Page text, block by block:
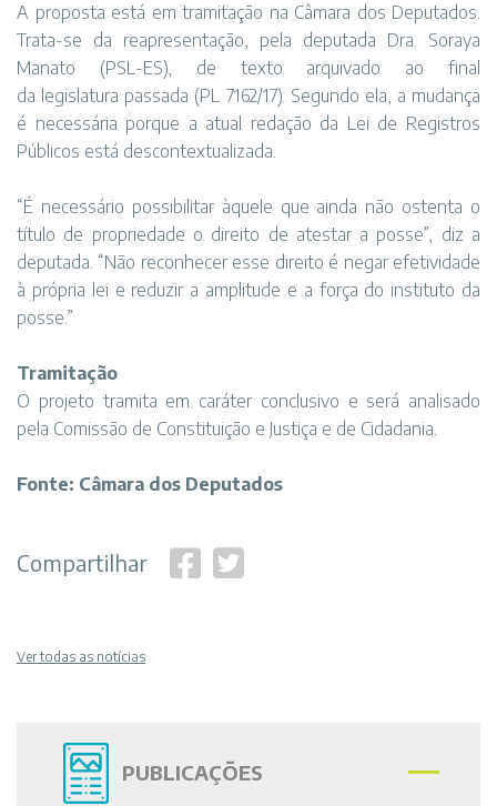
A proposta está em tramitação na Câmara dos Deputados.
Trata-se da reapresentação, pela deputada Dra. Soraya
Manato (PSL-ES), de texto arquivado ao final
da legislatura passada (PL 7162/17). Segundo ela, a mudança
é necessária porque a atual redação da Lei de Registros
Públicos está descontextualizada.
“É necessário possibilitar àquele que ainda não ostenta o
título de propriedade o direito de atestar a posse”, diz a
deputada. “Não reconhecer esse direito é negar efetividade
à própria lei e reduzir a amplitude e a força do instituto da
posse.”
Tramitação
O projeto tramita em caráter conclusivo e será analisado
pela Comissão de Constituição e Justiça e de Cidadania.
Fonte: Câmara dos Deputados
Compartilhar
Ver todas as notícias
PUBLICAÇÕES